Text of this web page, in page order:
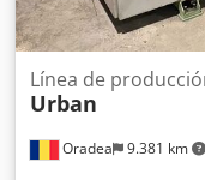
Oradea 9.381 km
Línea de
Urban